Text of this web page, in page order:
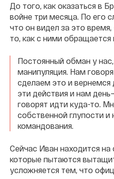
До того, как оказаться в
войне три месяца. По его
что он видел за это
то, как с ними обращается
Постоянный обман у
манипуляция. Нам
сделаем это и
эти действия и нам
говорят идти куда-то.
собственной глупости и
командования.
Сейчас Иван находится на
которые пытаются
усложняется тем, что